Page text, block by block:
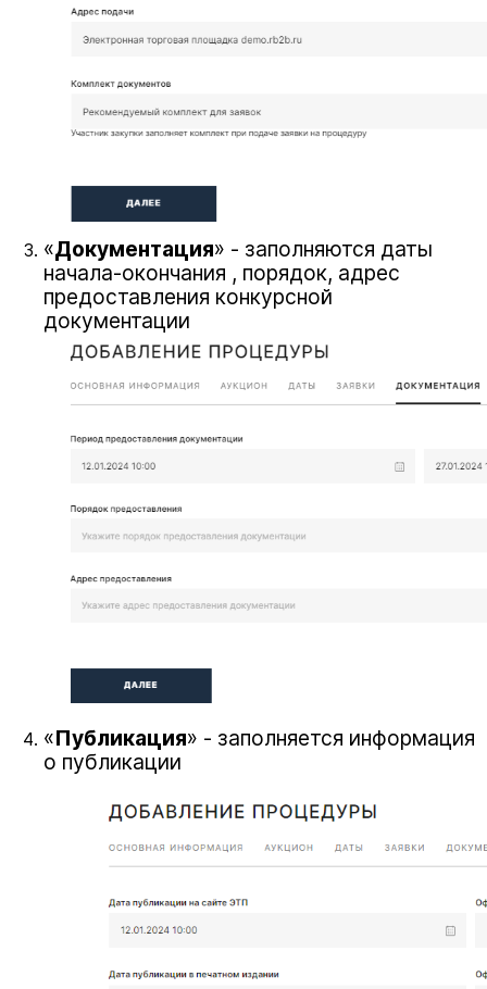
«Документация» - заполняются даты
начала-окончания , порядок, адрес
предоставления конкурсной
документации
«Публикация» - заполняется информация
о публикации